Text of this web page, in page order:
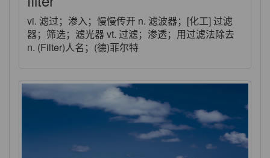
vi. 滤过；渗入；慢慢传开 n. 滤波器；[化工] 过滤
器；筛选；滤光器 vt. 过滤；渗透；用过滤法除去
n. (Filter)人名；(德)菲尔特